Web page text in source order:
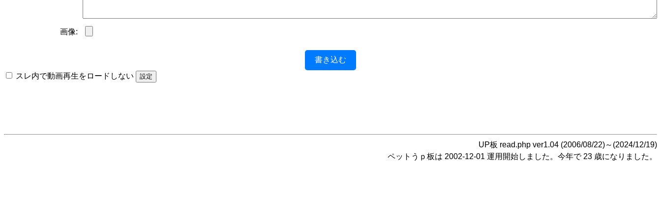
画像:
書き込む
スレ内で動画再生をロードしない
UP板 read.php ver1.04 (2006/08/22)～(2024/12/19)
ペットうｐ板は 2002-12-01 運用開始しました。今年で 23 歳になりました。